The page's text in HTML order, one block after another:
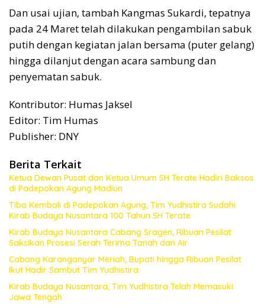
Dan usai ujian, tambah Kangmas Sukardi, tepatnya
pada 24 Maret telah dilakukan pengambilan sabuk
putih dengan kegiatan jalan bersama (puter gelang)
hingga dilanjut dengan acara sambung dan
penyematan sabuk.
Kontributor: Humas Jaksel
Editor: Tim Humas
Publisher: DNY
Berita Terkait
Ketua Dewan Pusat dan Ketua Umum SH Terate Hadiri Baksos
di Padepokan Agung Madiun
Tiba Kembali di Padepokan Agung, Tim Yudhistira Sudahi
Kirab Budaya Nusantara 100 Tahun SH Terate
Kirab Budaya Nusantara Cabang Sragen, Ribuan Pesilat
Saksikan Prosesi Serah Terima Tanah dan Air
Cabang Karanganyar Meriah, Bupati hingga Ribuan Pesilat
Ikut Hadir Sambut Tim Yudhistira
Kirab Budaya Nusantara, Tim Yudhistira Telah Memasuki
Jawa Tengah